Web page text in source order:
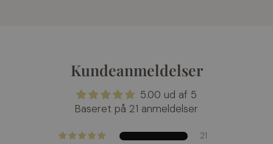
Kundeanmeldelser
5.00 ud af 5
Baseret på 21 anmeldelser
21